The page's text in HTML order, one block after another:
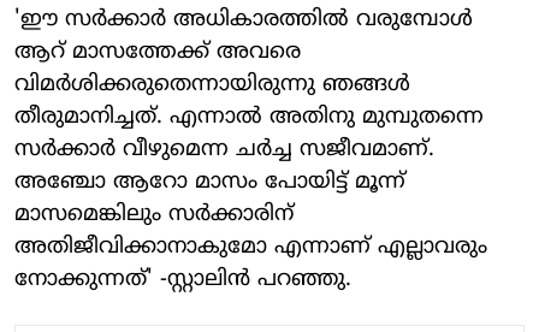
'ഈ സര്‍ക്കാര്‍ അധികാരത്തില്‍ വരുമ്പോള്‍
ആറ് മാസത്തേക്ക് അവരെ
വിമര്‍ശിക്കരുതെന്നായിരുന്നു ഞങ്ങള്‍
തീരുമാനിച്ചത്. എന്നാല്‍ അതിനു മുമ്പുതന്നെ
സര്‍ക്കാര്‍ വീഴുമെന്ന ചര്‍ച്ച സജീവമാണ്.
അഞ്ചോ ആറോ മാസം പോയിട്ട് മൂന്ന്
മാസമെങ്കിലും സര്‍ക്കാരിന്
അതിജീവിക്കാനാകുമോ എന്നാണ് എല്ലാവരും
നോക്കുന്നത്' -സ്റ്റാലിന്‍ പറഞ്ഞു.